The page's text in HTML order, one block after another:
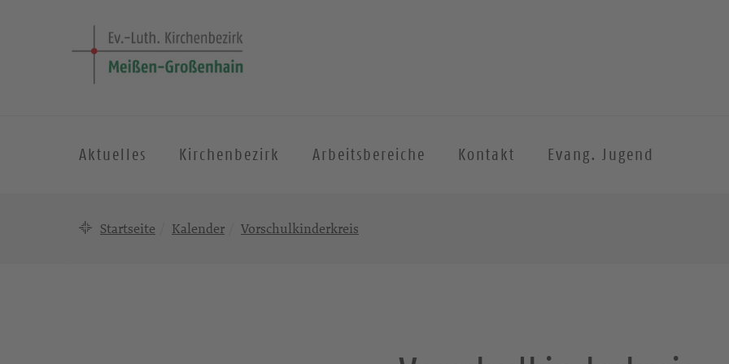
Aktuelles Kirchenbezirk Arbeitsbereiche Kontakt Evang. Jugend
Startseite Kalender Vorschulkinderkreis